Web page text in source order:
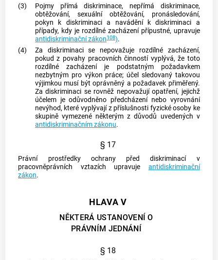
(3)
Pojmy přímá diskriminace, nepřímá diskriminace,
obtěžování, sexuální obtěžování, pronásledování,
pokyn k diskriminaci a navádění k diskriminaci a
případy, kdy je rozdílné zacházení přípustné, upravuje
antidiskriminační zákon108).
(4)
Za diskriminaci se nepovažuje rozdílné zacházení,
pokud z povahy pracovních činností vyplývá, že toto
rozdílné zacházení je podstatným požadavkem
nezbytným pro výkon práce; účel sledovaný takovou
výjimkou musí být oprávněný a požadavek přiměřený.
Za diskriminaci se rovněž nepovažují opatření, jejichž
účelem je odůvodněno předcházení nebo vyrovnání
nevýhod, které vyplývají z příslušnosti fyzické osoby ke
skupině vymezené některým z důvodů uvedených v
antidiskriminačním zákonu.
§ 17
Právní prostředky ochrany před diskriminací v
pracovněprávních vztazích upravuje antidiskriminační
zákon.
HLAVA V
NĚKTERÁ USTANOVENÍ O
PRÁVNÍM JEDNÁNÍ
§ 18